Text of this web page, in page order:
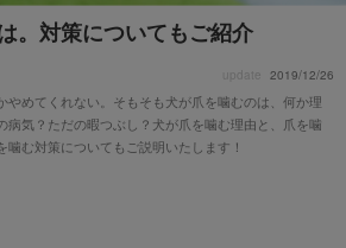
。対策についてもご紹介
update 2019/12/26
やめてくれない。そもそも犬が爪を噛むのは、何か理
病気？ただの暇つぶし？犬が爪を噛む理由と、爪を噛
む対策についてもご説明いたします！